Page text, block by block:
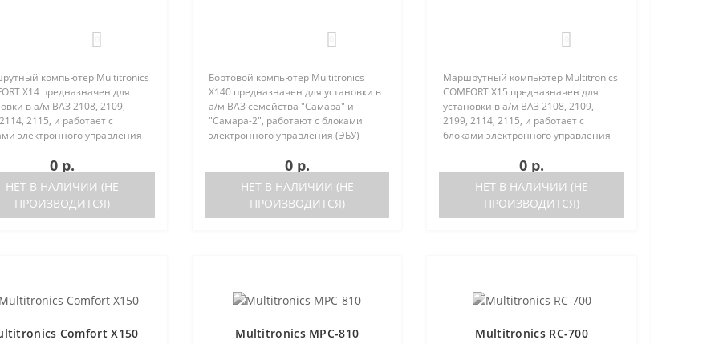
компьютер Multitronics
Х14 предназначен для
в а/м ВАЗ 2108, 2109,
2115, и работает с
электронного управления
после 05.2000 года, Bosch
0 р.
НЕТ В НАЛИЧИИ (НЕ
ПРОИЗВОДИТСЯ)
Бортовой компьютер Multitronics
X140 предназначен для установки в
а/м ВАЗ семейства "Самара" и
"Самара-2", работают с блоками
электронного управления (ЭБУ)
выпуска после 05.2000 года Bosch
0 р.
НЕТ В НАЛИЧИИ (НЕ
ПРОИЗВОДИТСЯ)
Маршрутный компьютер Multitronics
COMFORT Х15 предназначен для
установки в а/м ВАЗ 2108, 2109,
2199, 2114, 2115, и работает с
блоками электронного управления
выпуска после 05.2000 года, Bosch
0 р.
НЕТ В НАЛИЧИИ (НЕ
ПРОИЗВОДИТСЯ)
Comfort X150 Multitronics MPC-810 Multitronics RC-700